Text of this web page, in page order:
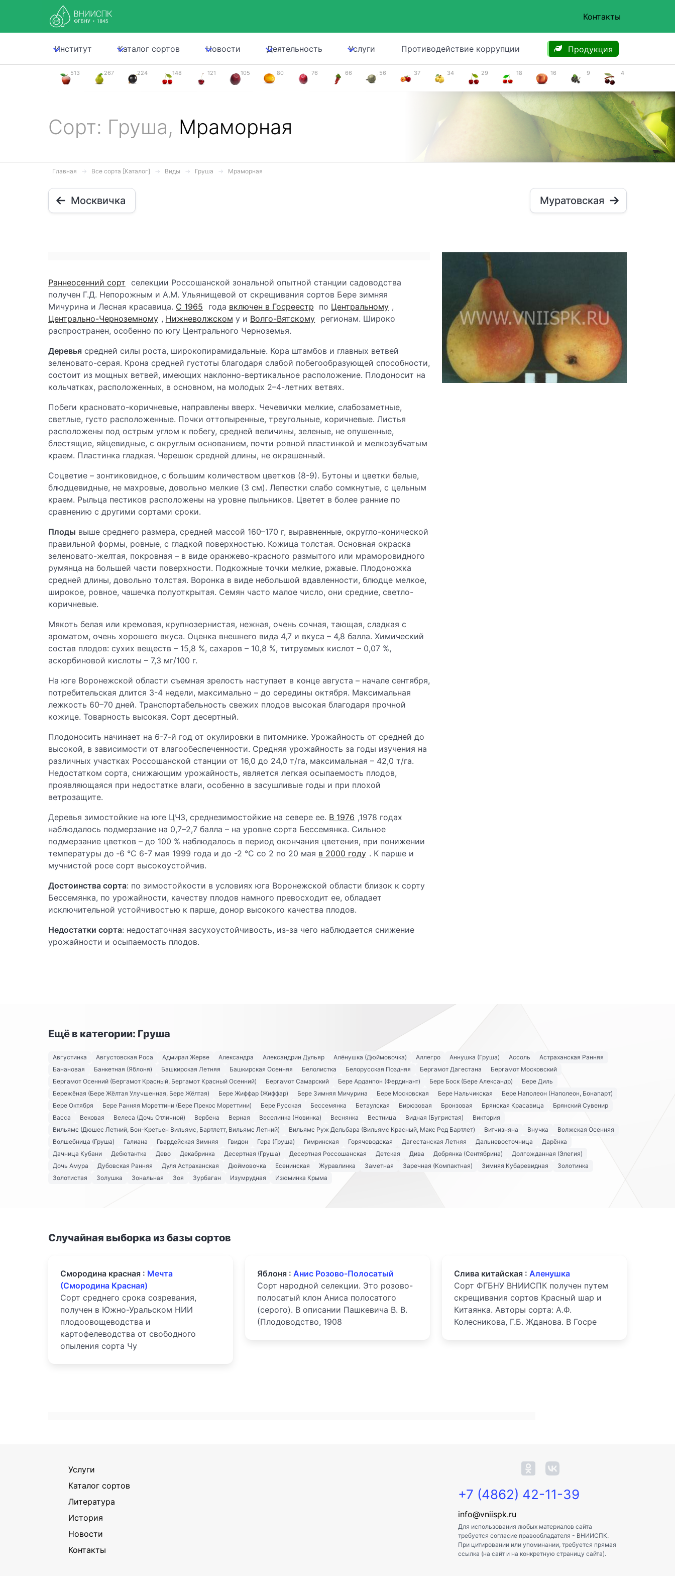
Контакты
Институт Каталог сортов Новости Деятельность Услуги Противодействие коррупции Продукция
513 267 224 148 121 105 80 76 66 56 37 34 29 18 16 9 4
Сорт: Груша, Мраморная
Главная Все сорта [Каталог] Виды Груша Мраморная
Москвичка Муратовская
Раннеосенний сорт селекции Россошанской зональной опытной станции садоводства
получен Г.Д. Непорожным и А.М. Ульянищевой от скрещивания сортов Бере зимняя
Мичурина и Лесная красавица. С 1965 года включен в Госреестр по Центральному ,
Центрально-Черноземному , Нижневолжском у и Волго-Вятскому регионам. Широко
распространен, особенно по югу Центрального Черноземья.
Деревья средней силы роста, широкопирамидальные. Кора штамбов и главных ветвей
зеленовато-серая. Крона средней густоты благодаря слабой побегообразующей способности,
состоит из мощных ветвей, имеющих наклонно-вертикальное расположение. Плодоносит на
кольчатках, расположенных, в основном, на молодых 2–4-летних ветвях.
Побеги красновато-коричневые, направлены вверх. Чечевички мелкие, слабозаметные,
светлые, густо расположенные. Почки оттопыренные, треугольные, коричневые. Листья
расположены под острым углом к побегу, средней величины, зеленые, не опушенные,
блестящие, яйцевидные, с округлым основанием, почти ровной пластинкой и мелкозубчатым
краем. Пластинка гладкая. Черешок средней длины, не окрашенный.
Соцветие – зонтиковидное, с большим количеством цветков (8-9). Бутоны и цветки белые,
блюдцевидные, не махровые, довольно мелкие (3 см). Лепестки слабо сомкнутые, с цельным
краем. Рыльца пестиков расположены на уровне пыльников. Цветет в более ранние по
сравнению с другими сортами сроки.
Плоды выше среднего размера, средней массой 160–170 г, выравненные, округло-конической
правильной формы, ровные, с гладкой поверхностью. Кожица толстая. Основная окраска
зеленовато-желтая, покровная – в виде оранжево-красного размытого или мраморовидного
румянца на большей части поверхности. Подкожные точки мелкие, ржавые. Плодоножка
средней длины, довольно толстая. Воронка в виде небольшой вдавленности, блюдце мелкое,
широкое, ровное, чашечка полуоткрытая. Семян часто малое число, они средние, светло-
коричневые.
Мякоть белая или кремовая, крупнозернистая, нежная, очень сочная, тающая, сладкая с
ароматом, очень хорошего вкуса. Оценка внешнего вида 4,7 и вкуса – 4,8 балла. Химический
состав плодов: сухих веществ – 15,8 %, сахаров – 10,8 %, титруемых кислот – 0,07 %,
аскорбиновой кислоты – 7,3 мг/100 г.
На юге Воронежской области съемная зрелость наступает в конце августа – начале сентября,
потребительская длится 3-4 недели, максимально – до середины октября. Максимальная
лежкость 60–70 дней. Транспортабельность свежих плодов высокая благодаря прочной
кожице. Товарность высокая. Сорт десертный.
Плодоносить начинает на 6-7-й год от окулировки в питомнике. Урожайность от средней до
высокой, в зависимости от влагообеспеченности. Средняя урожайность за годы изучения на
различных участках Россошанской станции от 16,0 до 24,0 т/га, максимальная – 42,0 т/га.
Недостатком сорта, снижающим урожайность, является легкая осыпаемость плодов,
проявляющаяся при недостатке влаги, особенно в засушливые годы и при плохой
ветрозащите.
Деревья зимостойкие на юге ЦЧЗ, среднезимостойкие на севере ее. В 1976 ,1978 годах
наблюдалось подмерзание на 0,7–2,7 балла – на уровне сорта Бессемянка. Сильное
подмерзание цветков – до 100 % наблюдалось в период окончания цветения, при понижении
температуры до ‑6 °С 6-7 мая 1999 года и до -2 °С со 2 по 20 мая в 2000 году . К парше и
мучнистой росе сорт высокоустойчив.
Достоинства сорта: по зимостойкости в условиях юга Воронежской области близок к сорту
Бессемянка, по урожайности, качеству плодов намного превосходит ее, обладает
исключительной устойчивостью к парше, донор высокого качества плодов.
Недостатки сорта: недостаточная засухоустойчивость, из-за чего наблюдается снижение
урожайности и осыпаемость плодов.
Ещё в категории: Груша
Августинка Августовская Роса Адмирал Жерве Александра Александрин Дульяр Алёнушка (Дюймовочка) Аллегро Аннушка (Груша) Ассоль
Астраханская Ранняя
Банановая
Банкетная (Яблоня) Башкирская Летняя Башкирская Осенняя Белолистка Белорусская Поздняя Бергамот Дагестана
Бергамот Московский
Бергамот Осенний (Бергамот Красный, Бергамот Красный Осенний)
Бергамот Самарский Бере Арданпон (Фердинант) Бере Боск (Бере Александр)
Бере Диль
Бережёная (Бере Жёлтая Улучшенная, Бере Жёлтая)
Бере Жиффар (Жиффар) Бере Зимняя Мичурина Бере Московская Бере Нальчикская
Бере Наполеон (Наполеон, Бонапарт)
Бере Октября
Бере Ранняя Мореттини (Бере Прекос Мореттини) Бере Русская Бессемянка Бетаулская Бирюзовая Бронзовая Брянская Красавица
Брянский Сувенир
Васса
Вековая Велеса (Дочь Отличной) Вербена Верная Веселинка (Новинка) Веснянка Вестница Видная (Бугристая)
Виктория
Вильямс (Дюшес Летний, Бон-Кретьен Вильямс, Бартлетт, Вильямс Летний)
Вильямс Руж Дельбара (Вильямс Красный, Макс Ред Бартлет) Витчизняна Внучка
Волжская Осенняя
Волшебница (Груша)
Галиана Гвардейская Зимняя Гвидон Гера (Груша) Гимринская Горячеводская Дагестанская Летняя Дальневосточница
Дарёнка
Дачница Кубани
Дебютантка Дево Декабринка Десертная (Груша) Десертная Россошанская Детская Дива Добрянка (Сентябрина)
Долгожданная (Элегия)
Дочь Амура
Дубовская Ранняя Дуля Астраханская Дюймовочка Есенинская Журавлинка Заметная Заречная (Компактная) Зимняя Кубаревидная
Золотинка
Золотистая
Золушка Зональная Зоя Зурбаган Изумрудная Изюминка Крыма
Случайная выборка из базы сортов
Смородина красная : Мечта
(Смородина Красная)
Сорт среднего срока созревания,
получен в Южно-Уральском НИИ
плодоовощеводства и
картофелеводства от свободного
опыления сорта Чу
Яблоня : Анис Розово-Полосатый
Сорт народной селекции. Это розово-
полосатый клон Аниса полосатого
(серого). В описании Пашкевича В. В.
(Плодоводство, 1908
Слива китайская : Аленушка
Сорт ФГБНУ ВНИИСПК получен путем
скрещивания сортов Красный шар и
Китаянка. Авторы сорта: А.Ф.
Колесникова, Г.Б. Жданова. В Госре
Услуги
Каталог сортов
Литература
История
Новости
Контакты
+7 (4862) 42-11-39
info@vniispk.ru
Для использования любых материалов сайта
требуется согласие правообладателя - ВНИИСПК.
При цитировании или упоминании, требуется прямая
ссылка (на сайт и на конкретную страницу сайта).